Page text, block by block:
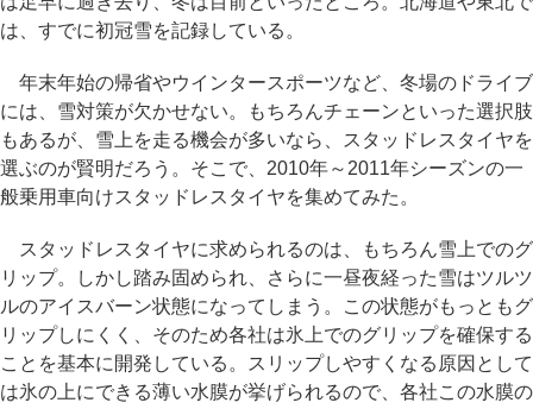
は、すでに初冠雪を記録している。
年末年始の帰省やウインタースポーツなど、冬場のドライブ
には、雪対策が欠かせない。もちろんチェーンといった選択肢
もあるが、雪上を走る機会が多いなら、スタッドレスタイヤを
選ぶのが賢明だろう。そこで、2010年～2011年シーズンの一
般乗用車向けスタッドレスタイヤを集めてみた。
スタッドレスタイヤに求められるのは、もちろん雪上でのグ
リップ。しかし踏み固められ、さらに一昼夜経った雪はツルツ
ルのアイスバーン状態になってしまう。この状態がもっともグ
リップしにくく、そのため各社は氷上でのグリップを確保する
ことを基本に開発している。スリップしやすくなる原因として
は氷の上にできる薄い水膜が挙げられるので、各社この水膜の